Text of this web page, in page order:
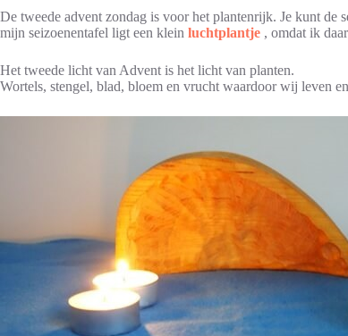
De tweede advent zondag is voor het plantenrijk. Je kunt de
mijn seizoenentafel ligt een klein luchtplantje , omdat ik
Het tweede licht van Advent is het licht van planten.
Wortels, stengel, blad, bloem en vrucht waardoor wij leven